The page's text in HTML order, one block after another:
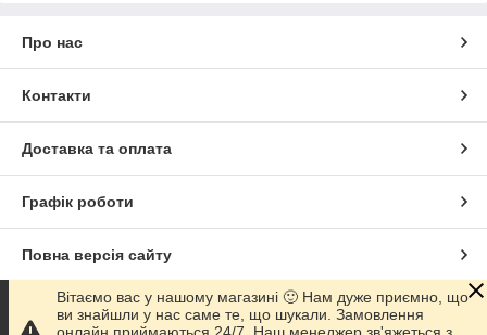
Про нас
Контакти
Доставка та оплата
Графік роботи
Повна версія сайту
Сайт створено на маркетплейсіProm.ua
Вітаємо вас у нашому магазині 🙂 Нам дуже приємно, що
ви знайшли у нас саме те, що шукали. Замовлення